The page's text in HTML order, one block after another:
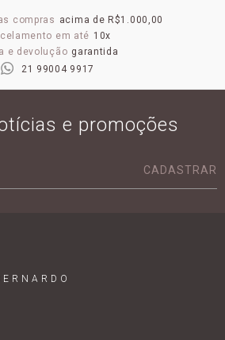
compras acima de R$1.000,00
em até 10x
e devolução garantida
21 99004 9917
e promoções
CADASTRAR